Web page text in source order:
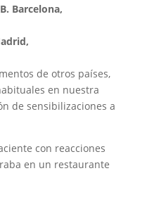
Barcelona,
de otros países,
en nuestra
de sensibilizaciones a
con reacciones
en un restaurante